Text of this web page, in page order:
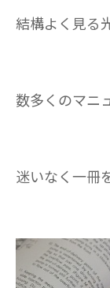
結構よく見る
数多くのマニ
迷いなく一冊